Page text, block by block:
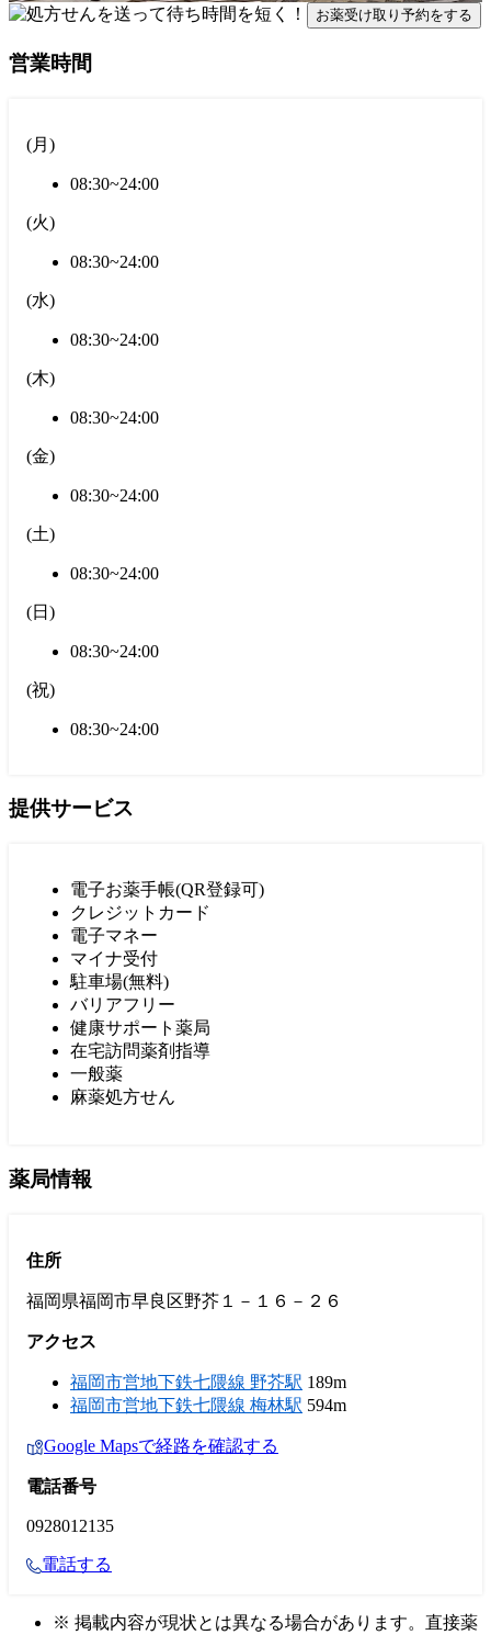
お薬受け取り予約をする
営業時間
(月 )
08:30~24:00
(火)
08:30~24:00
(水)
08:30~24:00
(木)
08:30~24:00
(金)
08:30~24:00
(土)
08:30~24:00
(日 )
08:30~24:00
(祝)
08:30~24:00
提供サービス
電子お薬手帳(QR登録可)
クレジットカード
電子マネー
マイナ受付
駐車場(無料)
バリアフリー
健康サポート薬局
在宅訪問薬剤指導
一般薬
麻薬処方せん
薬局情報
住所
福岡県福岡市早良区野芥１－１６－２６
アクセス
福岡市営地下鉄七隈線 野芥駅 189m
福岡市営地下鉄七隈線 梅林駅 594m
Google Mapsで経路を確認する
電話番号
0928012135
電話する
※ 掲載内容が現状とは異なる場合があります。直接薬